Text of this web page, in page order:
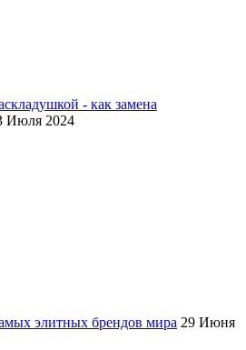
- как замена
Июля 2024
элитных брендов мира 29 Июня